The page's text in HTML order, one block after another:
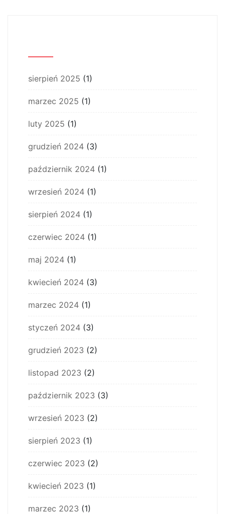
sierpień 2025 (1)
marzec 2025 (1)
luty 2025 (1)
grudzień 2024 (3)
październik 2024 (1)
wrzesień 2024 (1)
sierpień 2024 (1)
czerwiec 2024 (1)
maj 2024 (1)
kwiecień 2024 (3)
marzec 2024 (1)
styczeń 2024 (3)
grudzień 2023 (2)
listopad 2023 (2)
październik 2023 (3)
wrzesień 2023 (2)
sierpień 2023 (1)
czerwiec 2023 (2)
kwiecień 2023 (1)
marzec 2023 (1)